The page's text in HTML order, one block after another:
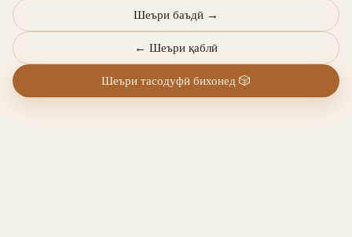
← Шеъри қаблӣ
Шеъри баъдӣ →
Шеъри тасодуфӣ бихонед 🎲